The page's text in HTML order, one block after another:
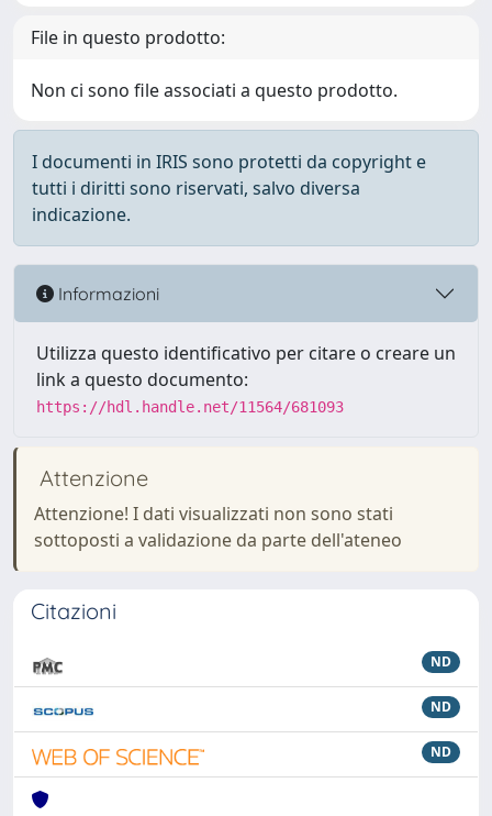
File in questo prodotto:
Non ci sono file associati a questo prodotto.
I documenti in IRIS sono protetti da copyright e
tutti i diritti sono riservati, salvo diversa
indicazione.
Informazioni
Utilizza questo identificativo per citare o creare un
link a questo documento:
https://hdl.handle.net/11564/681093
Attenzione
Attenzione! I dati visualizzati non sono stati
sottoposti a validazione da parte dell'ateneo
Citazioni
ND
ND
ND